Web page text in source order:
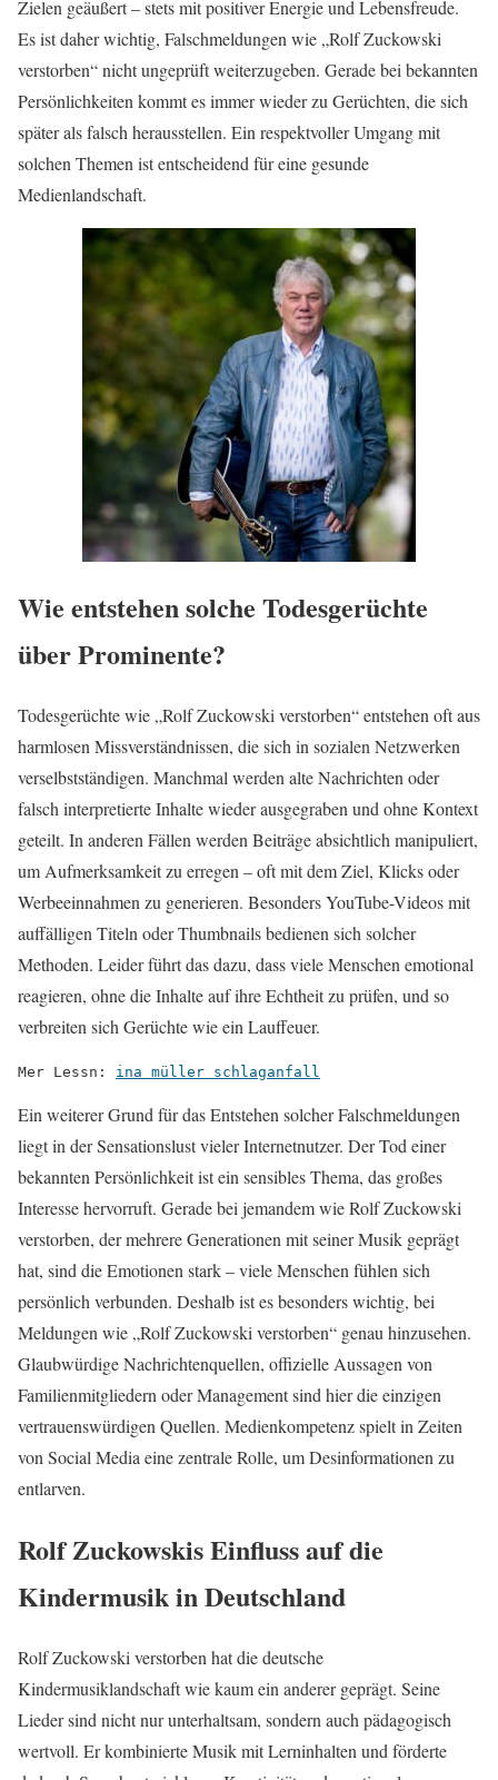
Zielen geäußert – stets mit positiver Energie und Lebensfreude.
Es ist daher wichtig, Falschmeldungen wie „Rolf Zuckowski
verstorben“ nicht ungeprüft weiterzugeben. Gerade bei bekannten
Persönlichkeiten kommt es immer wieder zu Gerüchten, die sich
später als falsch herausstellen. Ein respektvoller Umgang mit
solchen Themen ist entscheidend für eine gesunde
Medienlandschaft.
Wie entstehen solche Todesgerüchte
über Prominente?
Todesgerüchte wie „Rolf Zuckowski verstorben“ entstehen oft aus
harmlosen Missverständnissen, die sich in sozialen Netzwerken
verselbstständigen. Manchmal werden alte Nachrichten oder
falsch interpretierte Inhalte wieder ausgegraben und ohne Kontext
geteilt. In anderen Fällen werden Beiträge absichtlich manipuliert,
um Aufmerksamkeit zu erregen – oft mit dem Ziel, Klicks oder
Werbeeinnahmen zu generieren. Besonders YouTube-Videos mit
auffälligen Titeln oder Thumbnails bedienen sich solcher
Methoden. Leider führt das dazu, dass viele Menschen emotional
reagieren, ohne die Inhalte auf ihre Echtheit zu prüfen, und so
verbreiten sich Gerüchte wie ein Lauffeuer.
Mer Lessn: ina müller schlaganfall
Ein weiterer Grund für das Entstehen solcher Falschmeldungen
liegt in der Sensationslust vieler Internetnutzer. Der Tod einer
bekannten Persönlichkeit ist ein sensibles Thema, das großes
Interesse hervorruft. Gerade bei jemandem wie Rolf Zuckowski
verstorben, der mehrere Generationen mit seiner Musik geprägt
hat, sind die Emotionen stark – viele Menschen fühlen sich
persönlich verbunden. Deshalb ist es besonders wichtig, bei
Meldungen wie „Rolf Zuckowski verstorben“ genau hinzusehen.
Glaubwürdige Nachrichtenquellen, offizielle Aussagen von
Familienmitgliedern oder Management sind hier die einzigen
vertrauenswürdigen Quellen. Medienkompetenz spielt in Zeiten
von Social Media eine zentrale Rolle, um Desinformationen zu
entlarven.
Rolf Zuckowskis Einfluss auf die
Kindermusik in Deutschland
Rolf Zuckowski verstorben hat die deutsche
Kindermusiklandschaft wie kaum ein anderer geprägt. Seine
Lieder sind nicht nur unterhaltsam, sondern auch pädagogisch
wertvoll. Er kombinierte Musik mit Lerninhalten und förderte